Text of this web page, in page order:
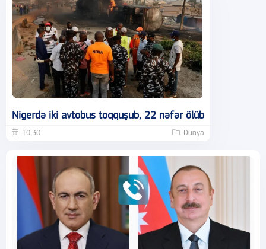
Nigerdə iki avtobus toqquşub, 22 nəfər ölüb
10:30 Dünya